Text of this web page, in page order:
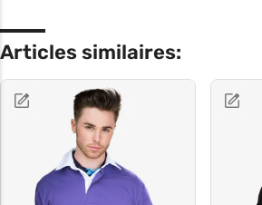
Articles similaires: